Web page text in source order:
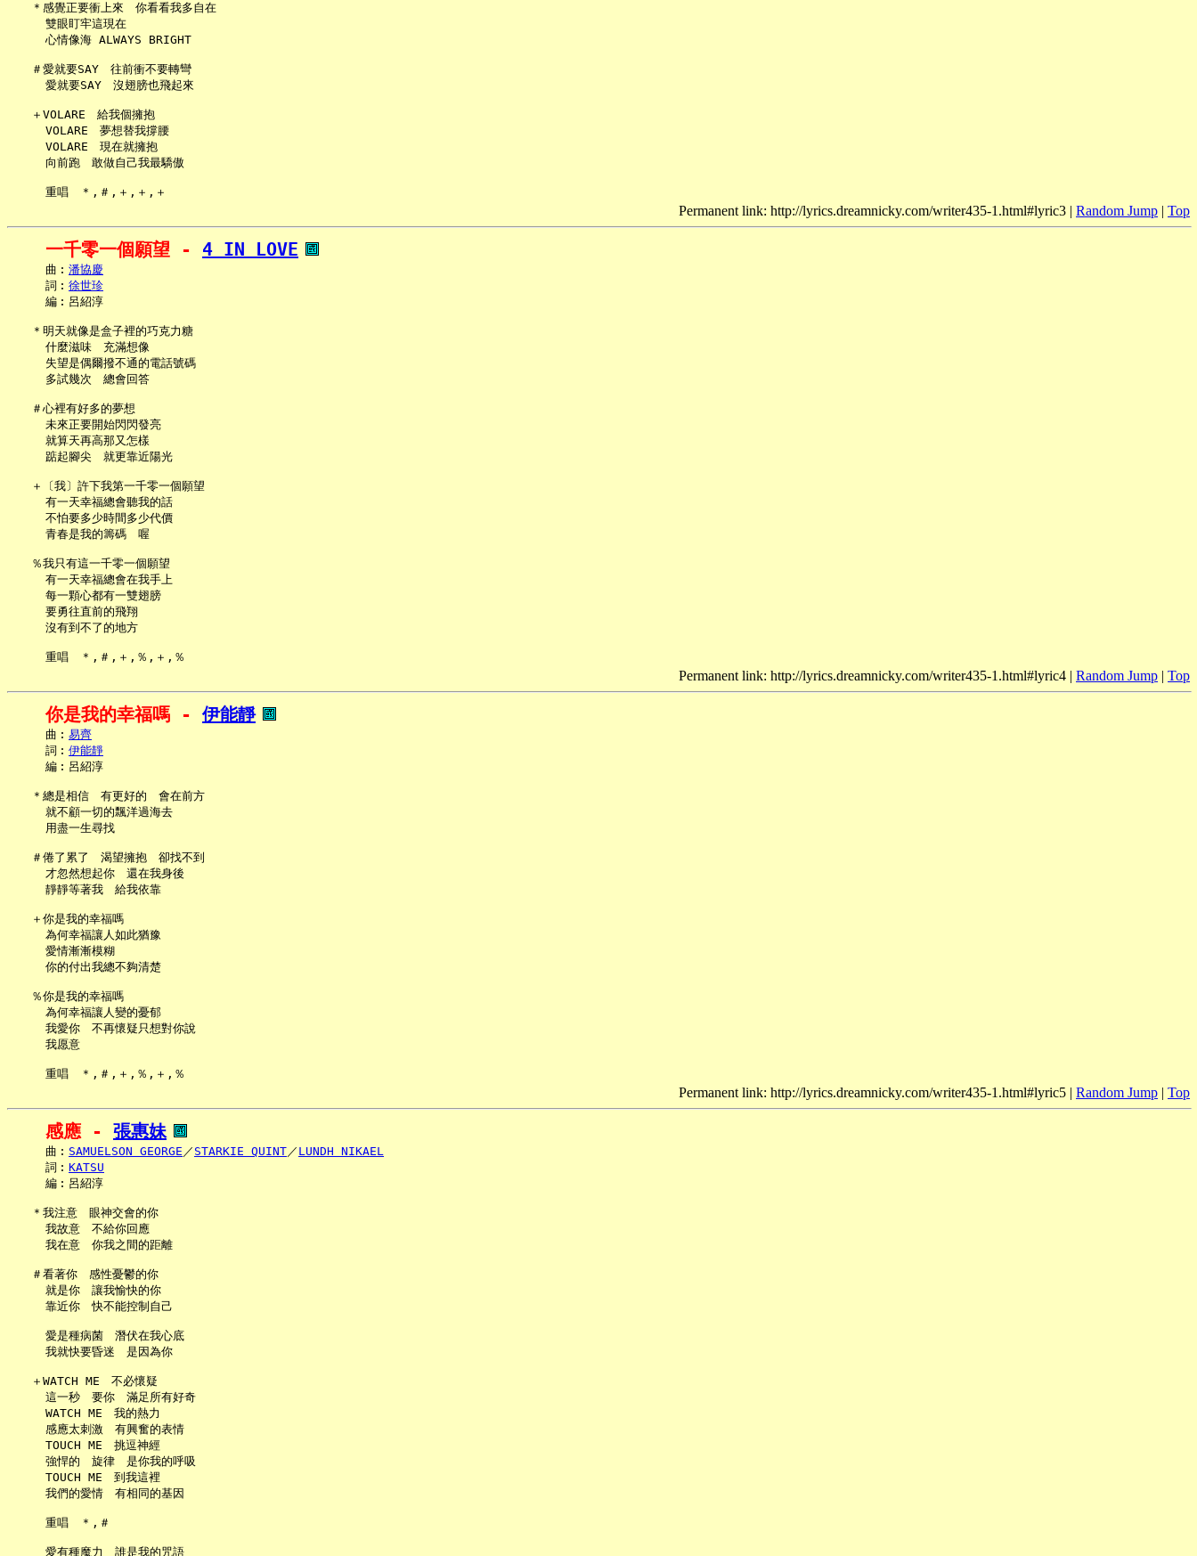
   ＊感覺正要衝上來　你看看我多自在
     雙眼盯牢這現在
     心情像海 ALWAYS BRIGHT
   ＃愛就要SAY　往前衝不要轉彎
     愛就要SAY　沒翅膀也飛起來
   ＋VOLARE　給我個擁抱
     VOLARE　夢想替我撐腰
     VOLARE　現在就擁抱
     向前跑　敢做自己我最驕傲
Permanent link: http://lyrics.dreamnicky.com/writer435-1.html#lyric3 | Random Jump | Top
一千零一個願望 - 4 IN LOVE
     曲︰
潘協慶
     詞︰
徐世珍
     編︰呂紹淳
   ＊明天就像是盒子裡的巧克力糖
     什麼滋味　充滿想像
     失望是偶爾撥不通的電話號碼
     多試幾次　總會回答
   ＃心裡有好多的夢想
     未來正要開始閃閃發亮
     就算天再高那又怎樣
     踮起腳尖　就更靠近陽光
   ＋〔我〕許下我第一千零一個願望
     有一天幸福總會聽我的話
     不怕要多少時間多少代價
     青春是我的籌碼　喔
   ％我只有這一千零一個願望
     有一天幸福總會在我手上
     每一顆心都有一雙翅膀
     要勇往直前的飛翔
     沒有到不了的地方
Permanent link: http://lyrics.dreamnicky.com/writer435-1.html#lyric4 | Random Jump | Top
你是我的幸福嗎 - 伊能靜
     曲︰
易齊
     詞︰
伊能靜
     編︰呂紹淳
   ＊總是相信　有更好的　會在前方
     就不顧一切的飄洋過海去
     用盡一生尋找
   ＃倦了累了　渴望擁抱　卻找不到
     才忽然想起你　還在我身後
     靜靜等著我　給我依靠
   ＋你是我的幸福嗎
     為何幸福讓人如此猶豫
     愛情漸漸模糊
     你的付出我總不夠清楚
   ％你是我的幸福嗎
     為何幸福讓人變的憂郁
     我愛你　不再懷疑只想對你說
     我愿意
Permanent link: http://lyrics.dreamnicky.com/writer435-1.html#lyric5 | Random Jump | Top
感應 - 張惠妹
     曲︰
SAMUELSON GEORGE ／ STARKIE QUINT／ LUNDH NIKAEL
     詞︰
KATSU
     編︰呂紹淳
   ＊我注意　眼神交會的你
     我故意　不給你回應
     我在意　你我之間的距離
   ＃看著你　感性憂鬱的你
     就是你　讓我愉快的你
     靠近你　快不能控制自己
     愛是種病菌　潛伏在我心底
     我就快要昏迷　是因為你
   ＋WATCH ME　不必懷疑
     這一秒　要你　滿足所有好奇
     WATCH ME　我的熱力
     感應太刺激　有興奮的表情
     TOUCH ME　挑逗神經
     強悍的　旋律　是你我的呼吸
     TOUCH ME　到我這裡
     我們的愛情　有相同的基因
     重唱　＊,＃
     愛有種魔力　誰是我的咒語